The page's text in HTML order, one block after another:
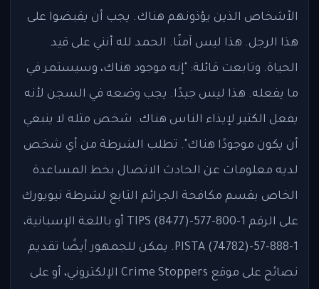
الأشخاص الذين يؤذونهم هناك. يجب أن يقبضوا على
هذا الرجل. هذا ليس آمنًا. الحمد لله أنني على قيد
الحياة. وتابعت قائلة: "إنه موجود هناك، وسيستمر في
ما يفعله. هذا ليس جيدًا. يجب وضعه في السجن لأنه
يفعل الكثير لإيذاء الناس هناك. شخص مثله لا ينبغي
أن يكون موجودًا هناك". تطلب الشرطة من أي شخص
لديه معلومات عن الحادث الاتصال بخط المساعدة
الخاص بقسم مكافحة الجرائم التابع لشرطة نيويورك
على الرقم 1-800-577-TIPS (8477) أو باللغة الإسبانية،
1-888-57-PISTA (74782). يمكن للجمهور أيضًا تقديم
نصائح على موقع Crime Stoppers الإلكتروني، أو على